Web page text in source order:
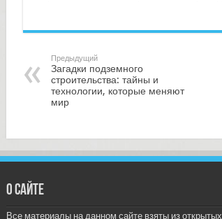
Предыдущий
Загадки подземного
строительства: тайны и
технологии, которые меняют
мир
О сайте
Все материалы на данном сайте взяты из открытых